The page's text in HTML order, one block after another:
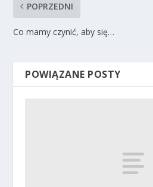
POPRZEDNI
Co mamy czynić, aby się…
POWIĄZANE POSTY